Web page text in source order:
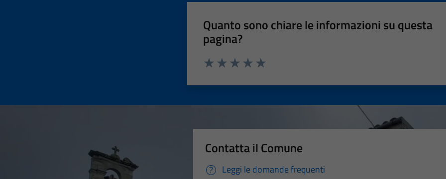
Quanto sono chiare le informazioni su questa
pagina?
Contatta il Comune
Leggi le domande frequenti